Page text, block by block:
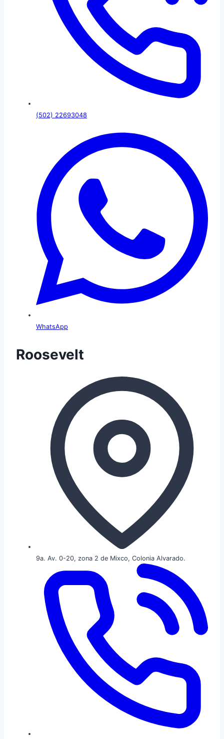
(502) 22693048
WhatsApp
Roosevelt
9a. Av. 0-20, zona 2 de Mixco, Colonia Alvarado.